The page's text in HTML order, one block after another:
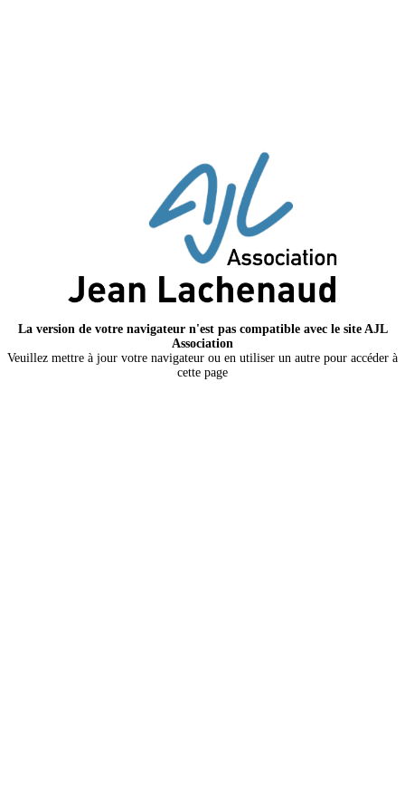
La version de votre navigateur n'est pas compatible avec le site AJL
Association
Veuillez mettre à jour votre navigateur ou en utiliser un autre pour accéder à
cette page